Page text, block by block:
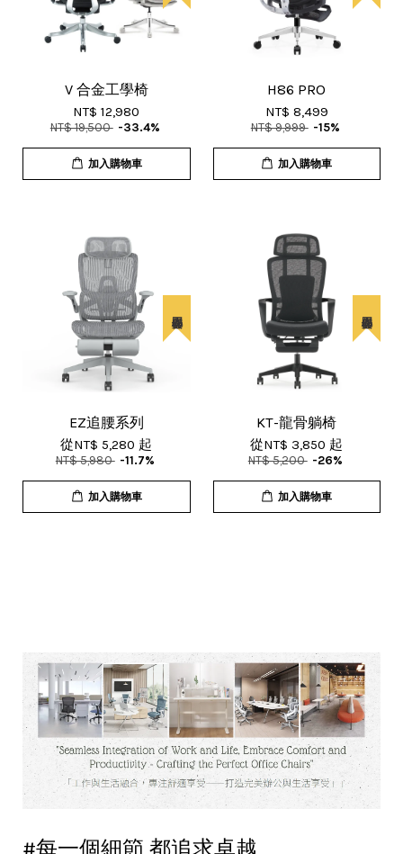
V 合金工學椅
NT$ 12,980
NT$ 19,500 -33.4%
加入購物車
H86 PRO
NT$ 8,499
NT$ 9,999 -15%
加入購物車
EZ追腰系列
從NT$ 5,280 起
NT$ 5,980 -11.7%
加入購物車
KT-龍骨躺椅
從NT$ 3,850 起
NT$ 5,200 -26%
加入購物車
#每一個細節 都追求卓越